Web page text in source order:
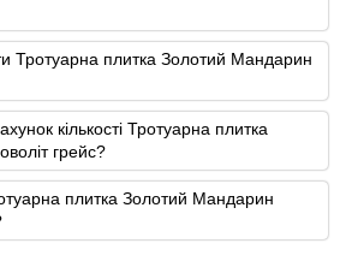
Тротуарна плитка Золотий Мандарин
кількості Тротуарна плитка
грейс?
плитка Золотий Мандарин